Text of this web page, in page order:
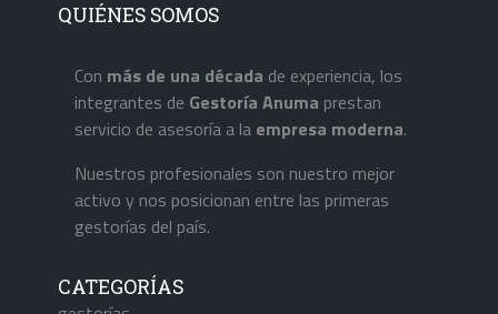
QUIÉNES SOMOS
Con más de una década de experiencia, los
integrantes de Gestoría Anuma prestan
servicio de asesoría a la empresa moderna.
Nuestros profesionales son nuestro mejor
activo y nos posicionan entre las primeras
gestorías del país.
CATEGORÍAS